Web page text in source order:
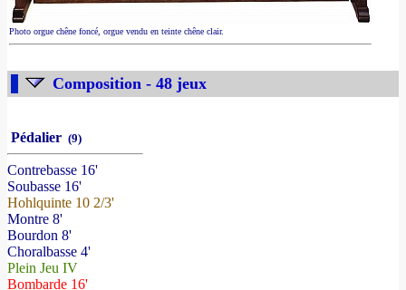
Photo orgue chêne foncé, orgue vendu en teinte chêne clair.
Composition - 48 jeux
Pédalier (9)
Contrebasse 16'
Soubasse 16'
Hohlquinte 10 2/3'
Montre 8'
Bourdon 8'
Choralbasse 4'
Plein Jeu IV
Bombarde 16'